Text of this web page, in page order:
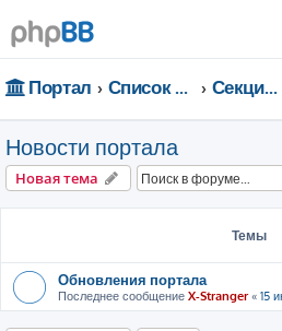
Портал Список форумов Секции портала
Новости портала
Новая тема
Темы
Обновления портала
Последнее сообщение X-Stranger« 15